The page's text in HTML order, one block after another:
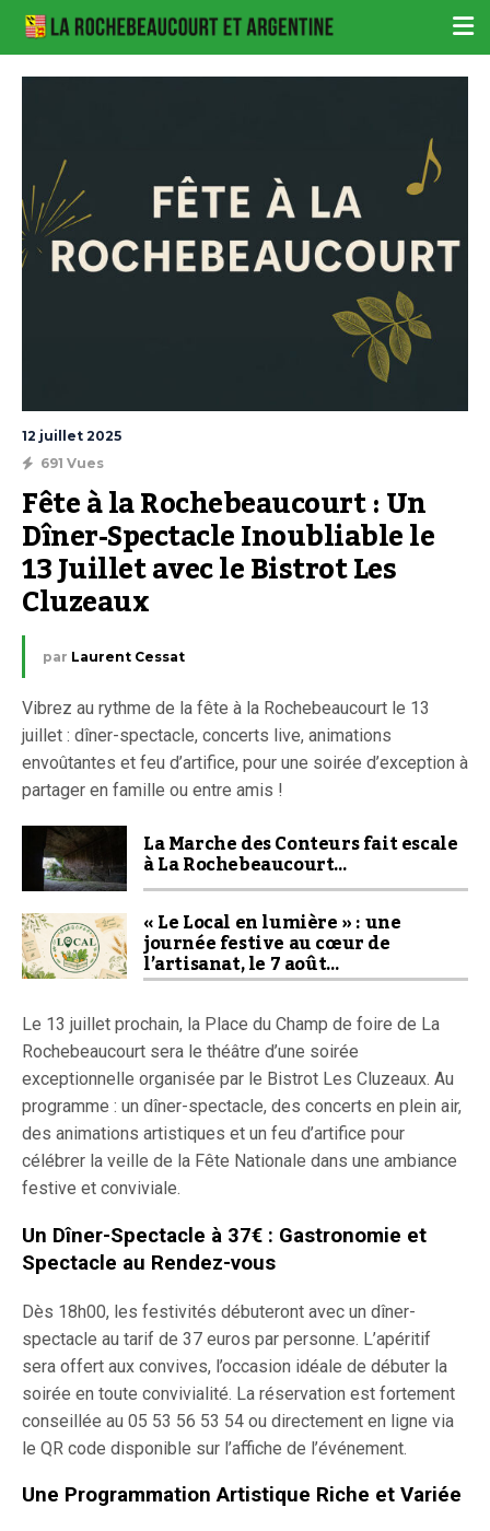
12 juillet 2025
691 Vues
Fête à la Rochebeaucourt : Un
Dîner-Spectacle Inoubliable le
13 Juillet avec le Bistrot Les
Cluzeaux
par Laurent Cessat
Vibrez au rythme de la fête à la Rochebeaucourt le 13
juillet : dîner-spectacle, concerts live, animations
envoûtantes et feu d’artifice, pour une soirée d’exception à
partager en famille ou entre amis !
La Marche des Conteurs fait escale
à La Rochebeaucourt…
« Le Local en lumière » : une
journée festive au cœur de
l’artisanat, le 7 août…
Le 13 juillet prochain, la Place du Champ de foire de La
Rochebeaucourt sera le théâtre d’une soirée
exceptionnelle organisée par le Bistrot Les Cluzeaux. Au
programme : un dîner-spectacle, des concerts en plein air,
des animations artistiques et un feu d’artifice pour
célébrer la veille de la Fête Nationale dans une ambiance
festive et conviviale.
Un Dîner-Spectacle à 37€ : Gastronomie et
Spectacle au Rendez-vous
Dès 18h00, les festivités débuteront avec un dîner-
spectacle au tarif de 37 euros par personne. L’apéritif
sera offert aux convives, l’occasion idéale de débuter la
soirée en toute convivialité. La réservation est fortement
conseillée au 05 53 56 53 54 ou directement en ligne via
le QR code disponible sur l’affiche de l’événement.
Une Programmation Artistique Riche et Variée